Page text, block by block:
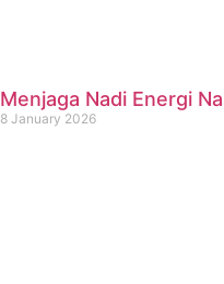
Menjaga Nadi Energi
8 January 2026